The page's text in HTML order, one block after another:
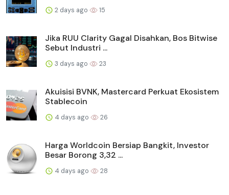
2 days ago 15
Jika RUU Clarity Gagal Disahkan, Bos Bitwise
Sebut Industri ...
3 days ago 23
Akuisisi BVNK, Mastercard Perkuat Ekosistem
Stablecoin
4 days ago 26
Harga Worldcoin Bersiap Bangkit, Investor
Besar Borong 3,32 ...
4 days ago 28